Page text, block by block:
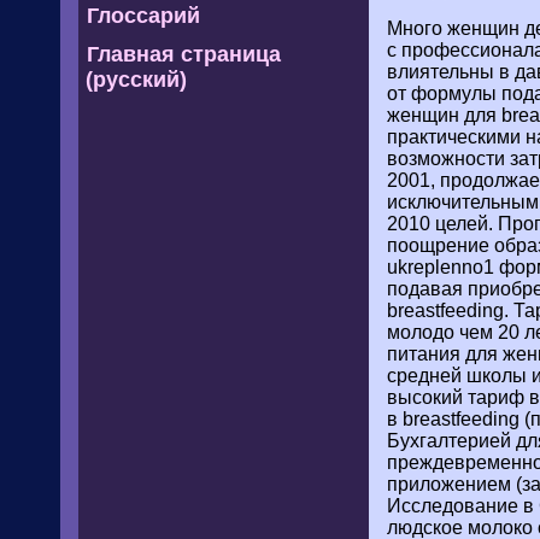
Глоссарий
Главная страница
(русский)
Много женщин
с
влиятельны в
от формулы
женщин для
практическими
возможности
2001,
2010 целей.
поощрение
ukreplenno1
подавая
breastfeeding.
молодо чем 20
питания для
средней школы
высокий тариф
в breastfeeding
Бухгалтерией
приложением
Исследование
людское